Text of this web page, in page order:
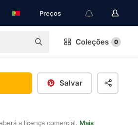
Preços
Coleções 0
Salvar
a licença comercial. Mais